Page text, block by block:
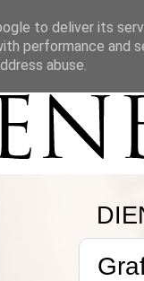
to deliver its
performance
abuse.